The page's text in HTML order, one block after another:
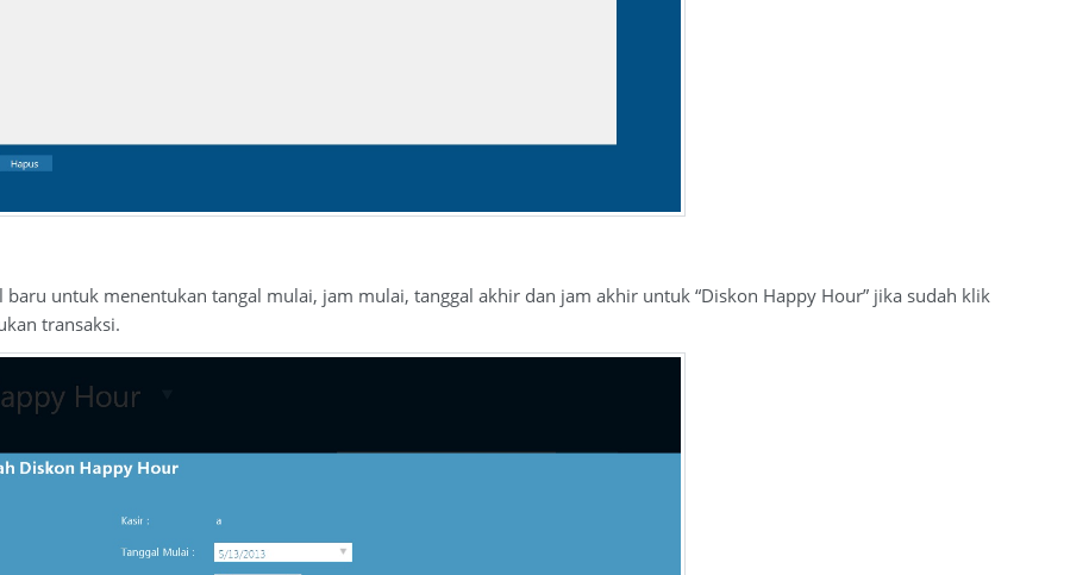
untuk menentukan tangal mulai, jam mulai, tanggal akhir dan jam akhir untuk “Diskon Happy Hour” jika sudah klik
transaksi.